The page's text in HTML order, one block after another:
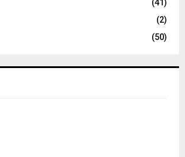
(41)
(2)
(50)